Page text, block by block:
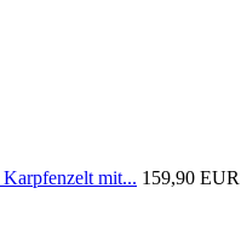
mit... 159,90 EUR